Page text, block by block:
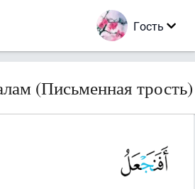
Гость
(Письменная трость)